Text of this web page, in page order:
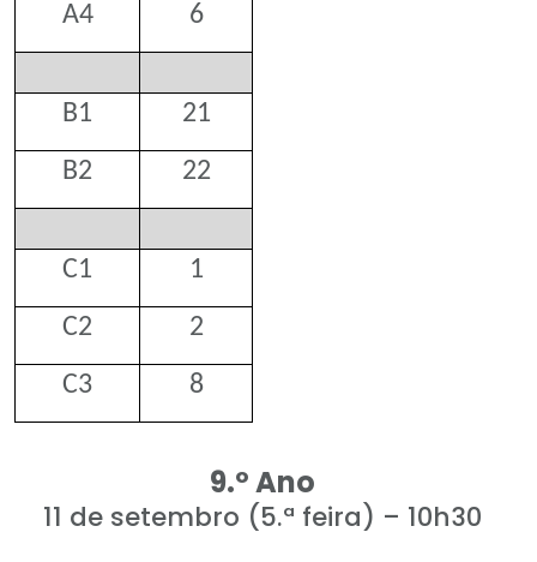
A4
6
B1
21
B2
22
C1
1
C2
2
C3
8
9.º Ano
11 de setembro (5.ª feira) – 10h30